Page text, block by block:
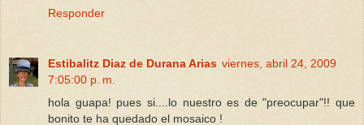
Responder
Estibalitz Diaz de Durana Arias viernes, abril 24, 2009
7:05:00 p. m.
hola guapa! pues si....lo nuestro es de "preocupar"!! que
bonito te ha quedado el mosaico !